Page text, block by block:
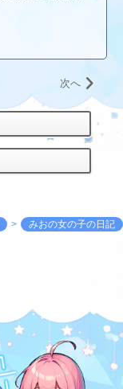
次へ
みおの女の子の日記